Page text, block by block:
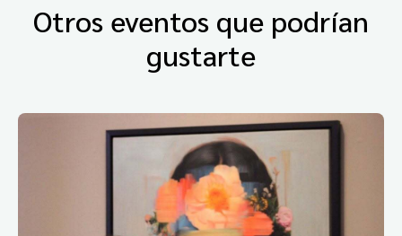
Otros eventos que podrían
gustarte